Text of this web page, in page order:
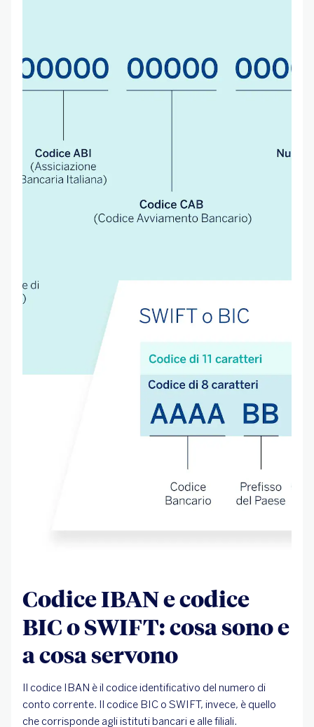
Codice IBAN e codice
BIC o SWIFT: cosa sono e
a cosa servono
Il codice IBAN è il codice identificativo del numero di
conto corrente. Il codice BIC o SWIFT, invece, è quello
che corrisponde agli istituti bancari e alle filiali.